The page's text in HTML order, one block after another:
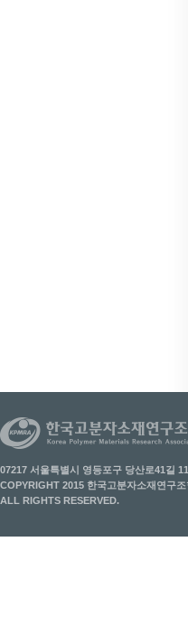
07217 서울특별시 영등포구 당산로41길
COPYRIGHT 2015 한국고분자소재연
ALL RIGHTS RESERVED.